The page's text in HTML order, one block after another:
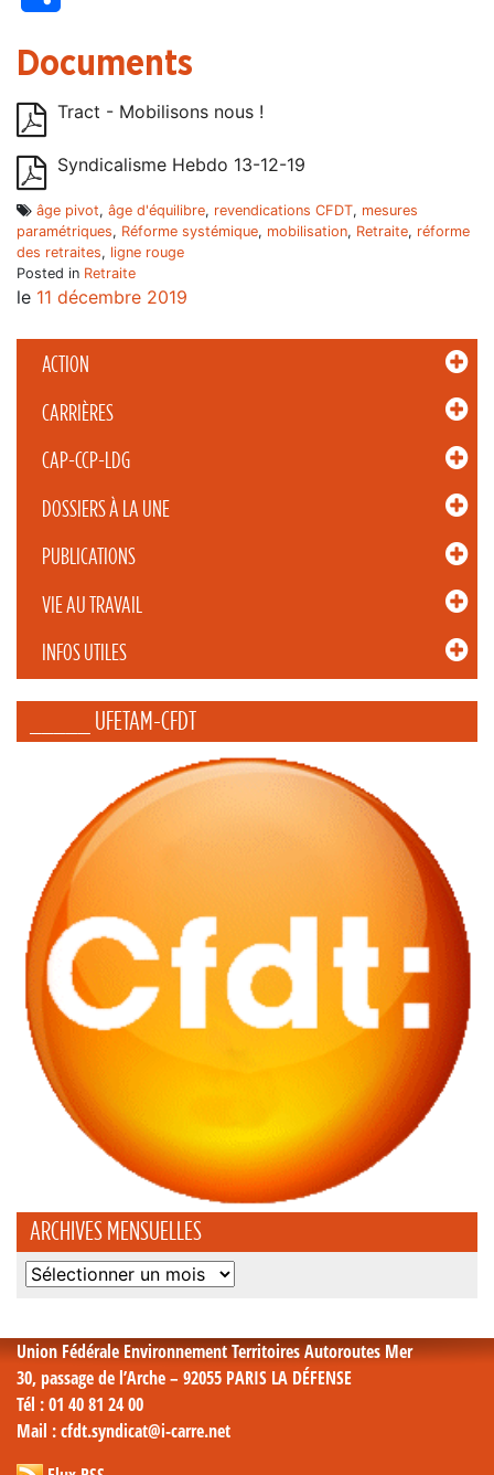
ACTION
CARRIÈRES
CAP-CCP-LDG
DOSSIERS À LA UNE
PUBLICATIONS
VIE AU TRAVAIL
INFOS UTILES
_____ UFETAM-CFDT
ARCHIVES MENSUELLES
Archives
Documents
Tract - Mobilisons nous !
Syndicalisme Hebdo 13-12-19
âge pivot, âge d'équilibre, revendications CFDT, mesures
paramétriques, Réforme systémique, mobilisation, Retraite, réforme
des retraites, ligne rouge
Posted in Retraite
le 11 décembre 2019
Union Fédérale Environnement Territoires Autoroutes Mer
30, passage de l’Arche – 92055 PARIS LA DÉFENSE
Tél : 01 40 81 24 00
Mail : cfdt.syndicat@i-carre.net